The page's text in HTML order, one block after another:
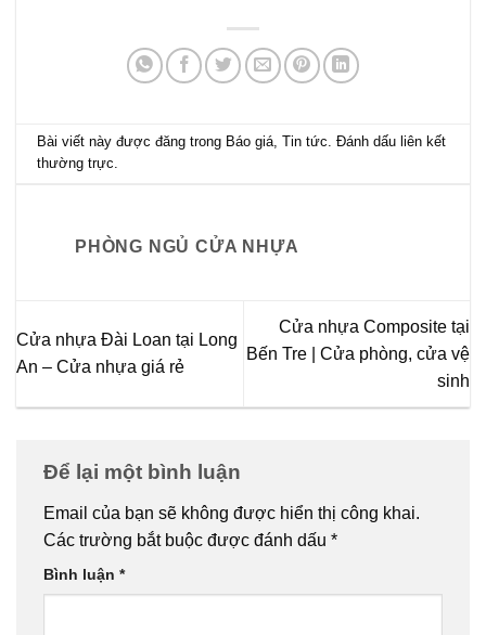
Bài viết này được đăng trong Báo giá,Tin tức. Đánh dấu liên kết
thường trực.
PHÒNG NGỦ CỬA NHỰA
Cửa nhựa Đài Loan tại Long
An – Cửa nhựa giá rẻ
Cửa nhựa Composite tại
Bến Tre | Cửa phòng, cửa vệ
sinh
Để lại một bình luận
Email của bạn sẽ không được hiển thị công khai.
Các trường bắt buộc được đánh dấu *
Bình luận *